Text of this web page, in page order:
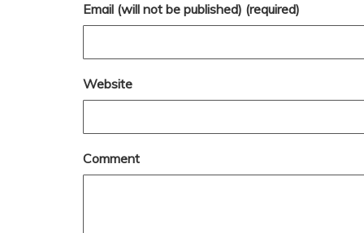
Email (will not be published) (required)
Website
Comment